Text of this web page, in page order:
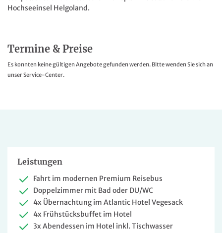
Hochseeinsel Helgoland.
Termine & Preise
Es konnten keine gültigen Angebote gefunden werden. Bitte wenden Sie sich an
unser Service-Center.
Leistungen
Fahrt im modernen Premium Reisebus
Doppelzimmer mit Bad oder DU/WC
4x Übernachtung im Atlantic Hotel Vegesack
4x Frühstücksbuffet im Hotel
3x Abendessen im Hotel inkl. Tischwasser